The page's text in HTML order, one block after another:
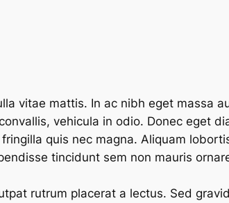
vitae mattis. In ac nibh eget massa
vehicula in odio. Donec eget
quis nec magna. Aliquam
tincidunt sem non mauris
rutrum placerat a lectus. Sed